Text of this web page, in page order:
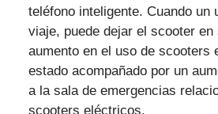
teléfono inteligente. Cuando un
viaje, puede dejar el scooter
aumento en el uso de scooters
estado acompañado por un
a la sala de emergencias
scooters eléctricos.